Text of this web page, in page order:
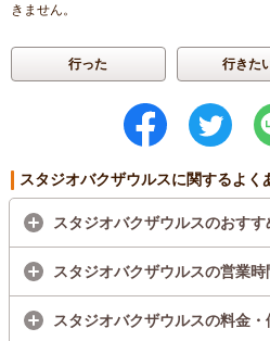
きません。
行った 行きた
スタジオバクザウルスに関するよく
スタジオバクザウルスのおすす
スタジオバクザウルスの営業時
スタジオバクザウルスの料金・